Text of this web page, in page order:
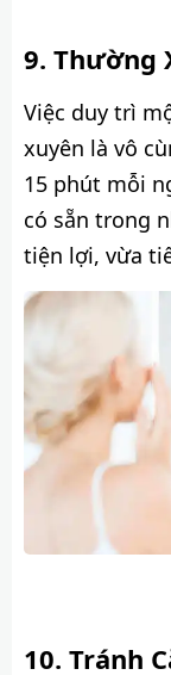
Thường
Việc duy trì
xuyên là vô
15 phút mỗi
có sẵn trong
tiện lợi, vừa
Tránh